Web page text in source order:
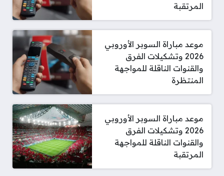
المرتقبة
موعد مباراة السوبر الأوروبي
2026 وتشكيلات الفرق
والقنوات الناقلة للمواجهة
المنتظرة
موعد مباراة السوبر الأوروبي
2026 وتشكيلات الفرق
والقنوات الناقلة للمواجهة
المرتقبة